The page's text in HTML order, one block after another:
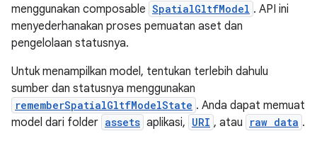
menggunakan composable SpatialGltfModel . API ini
menyederhanakan proses pemuatan aset dan
pengelolaan statusnya.
Untuk menampilkan model, tentukan terlebih dahulu
sumber dan statusnya menggunakan
rememberSpatialGltfModelState . Anda dapat memuat
model dari folder assets aplikasi, URI , atau raw data .